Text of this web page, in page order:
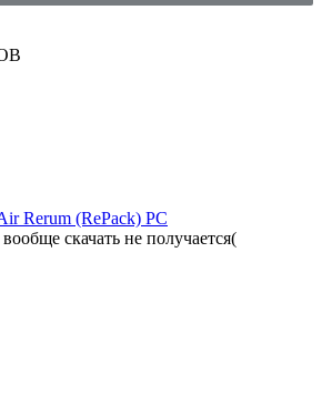
Rerum (RePack) PC
скачать не получается(